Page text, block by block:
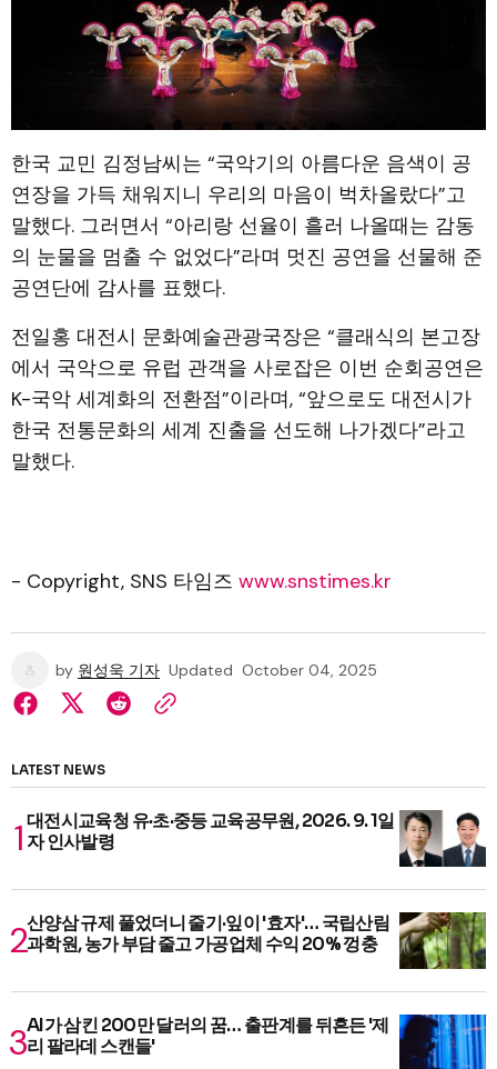
한국 교민 김정남씨는 “국악기의 아름다운 음색이 공
연장을 가득 채워지니 우리의 마음이 벅차올랐다”고
말했다. 그러면서 “아리랑 선율이 흘러 나올때는 감동
의 눈물을 멈출 수 없었다”라며 멋진 공연을 선물해 준
공연단에 감사를 표했다.
전일홍 대전시 문화예술관광국장은 “클래식의 본고장
에서 국악으로 유럽 관객을 사로잡은 이번 순회공연은
K-국악 세계화의 전환점”이라며, “앞으로도 대전시가
한국 전통문화의 세계 진출을 선도해 나가겠다”라고
말했다.
- Copyright, SNS 타임즈 www.snstimes.kr
by 원성욱 기자 Updated October 04, 2025
LATEST NEWS
대전시교육청 유·초·중등 교육공무원, 2026. 9. 1일
자 인사발령
산양삼 규제 풀었더니 줄기·잎이 '효자'… 국립산림
과학원, 농가 부담 줄고 가공업체 수익 20% 껑충
AI가 삼킨 200만 달러의 꿈… 출판계를 뒤흔든 '제
리 팔라데 스캔들'